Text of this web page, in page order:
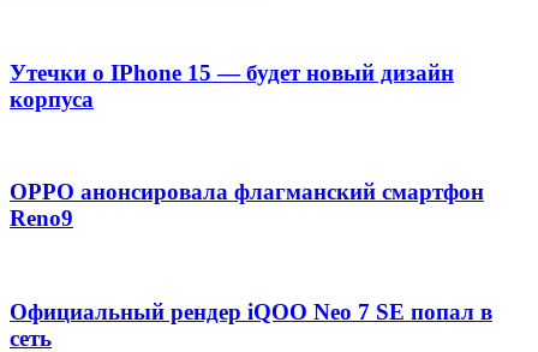
Утечки о IPhone 15 — будет новый дизайн
корпуса
OPPO анонсировала флагманский смартфон
Reno9
Официальный рендер iQOO Neo 7 SE попал в
сеть